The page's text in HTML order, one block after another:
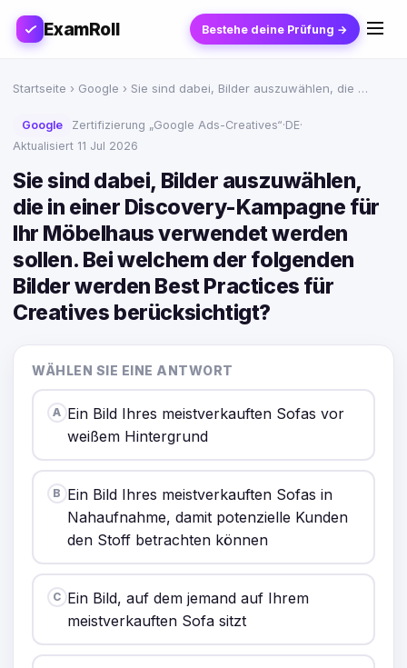
ExamRoll Bestehe deine Prüfung →
Startseite › Google › Sie sind dabei, Bilder auszuwählen, die …
Google Zertifizierung „Google Ads-Creatives“·DE·
Aktualisiert 11 Jul 2026
Sie sind dabei, Bilder auszuwählen,
die in einer Discovery-Kampagne für
Ihr Möbelhaus verwendet werden
sollen. Bei welchem der folgenden
Bilder werden Best Practices für
Creatives berücksichtigt?
WÄHLEN SIE EINE ANTWORT
A Ein Bild Ihres meistverkauften Sofas vor
weißem Hintergrund
B Ein Bild Ihres meistverkauften Sofas in
Nahaufnahme, damit potenzielle Kunden
den Stoff betrachten können
C Ein Bild, auf dem jemand auf Ihrem
meistverkauften Sofa sitzt